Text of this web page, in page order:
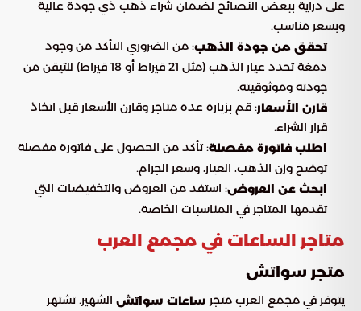
على دراية ببعض النصائح لضمان شراء ذهب ذي جودة عالية
وبسعر مناسب.
تحقق من جودة الذهب: من الضروري التأكد من وجود
دمغة تحدد عيار الذهب (مثل 21 قيراط أو 18 قيراط) للتيقن من
جودته وموثوقيته.
قارن الأسعار: قم بزيارة عدة متاجر وقارن الأسعار قبل اتخاذ
قرار الشراء.
اطلب فاتورة مفصلة: تأكد من الحصول على فاتورة مفصلة
توضح وزن الذهب، العيار، وسعر الجرام.
ابحث عن العروض: استفد من العروض والتخفيضات التي
تقدمها المتاجر في المناسبات الخاصة.
متاجر الساعات في مجمع العرب
متجر سواتش
يتوفر في مجمع العرب متجر ساعات سواتش الشهير. تشتهر